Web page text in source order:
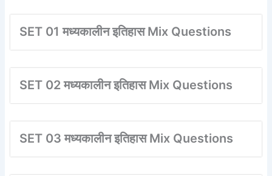
SET 01 मध्यकालीन इतिहास Mix Questions
SET 02 मध्यकालीन इतिहास Mix Questions
SET 03 मध्यकालीन इतिहास Mix Questions